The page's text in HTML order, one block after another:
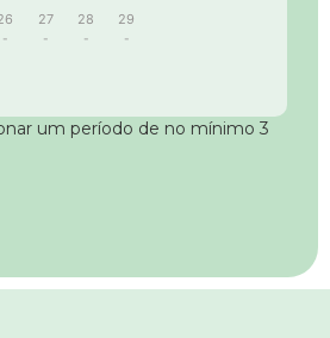
-
27
-
28
-
29
-
um período de no mínimo 3